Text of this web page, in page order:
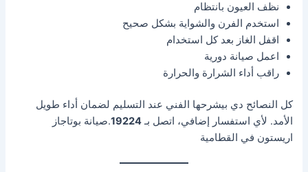
نظف العيون بانتظام
استخدم الفرن والشواية بشكل صحيح
اقفل الغاز بعد كل استخدام
اعمل صيانة دورية
راقب أداء الشرارة والحرارة
كل النصائح دي بيشرحها الفني عند التسليم لضمان أداء طويل
الأمد. لأي استفسار إضافي، اتصل بـ19224.صيانة بوتاجاز
اريستون في القطامية